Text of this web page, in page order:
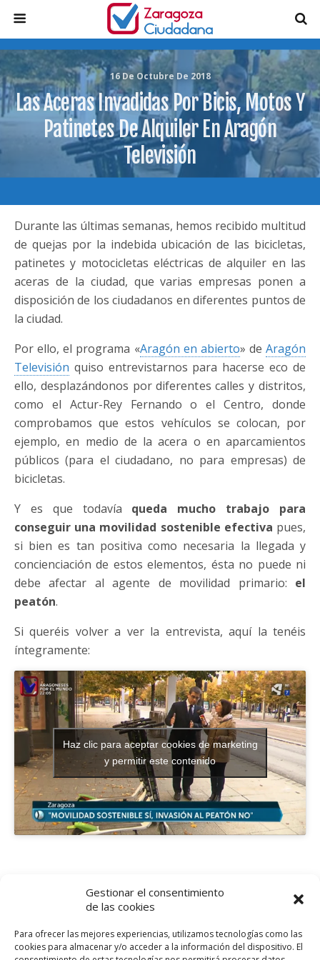
Gestionar el consentimiento
de las cookies
Para ofrecer las mejores experiencias, utilizamos tecnologías como las
cookies para almacenar y/o acceder a la información del dispositivo. El
16 De Octubre De 2018
Las Aceras Invadidas Por Bicis, Motos Y
Patinetes De Alquiler En Aragón
Televisión
Durante las últimas semanas, hemos recibido multitud
de quejas por la indebida ubicación de las bicicletas,
patinetes y motocicletas eléctricas de alquiler en las
aceras de la ciudad, que varias empresas ponen a
disposición de los ciudadanos en diferentes puntos de
la ciudad.
Por ello, el programa «Aragón en abierto» de Aragón
Televisión quiso entrevistarnos para hacerse eco de
ello, desplazándonos por diferentes calles y distritos,
como el Actur-Rey Fernando o el Centro, donde
comprobamos que estos vehículos se colocan, por
ejemplo, en medio de la acera o en aparcamientos
públicos (para el ciudadano, no para empresas) de
bicicletas.
Y es que todavía queda mucho trabajo para
conseguir una movilidad sostenible efectiva pues,
si bien es tan positiva como necesaria la llegada y
concienciación de estos elementos, ésta no puede ni
debe afectar al agente de movilidad primario: el
peatón.
Si queréis volver a ver la entrevista, aquí la tenéis
íntegramente:
Haz clic para aceptar cookies de marketing
y permitir este contenido
Entrada Anterior
Vídeo Homenaje Al Día De
Nuestra Patrona… ¡Feliz Día
De Zaragoza! ¡Feliz Día Del
Pilar!
Próxima Entrada
'pipican' Del Parque
Miraflores En Aragón
Televisión